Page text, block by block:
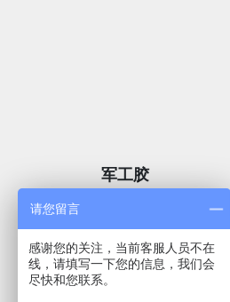
军工胶
灌封胶
请您留言
感谢您的关注，当前客服人员不在
线，请填写一下您的信息，我们会
尽快和您联系。